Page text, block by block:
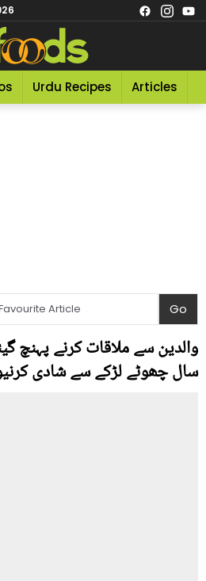
Urdu Recipes Articles
سال چھوٹے لڑکے سے شادی